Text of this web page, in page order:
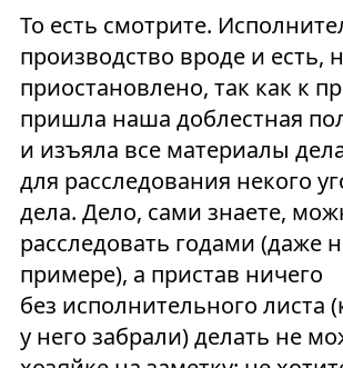
То есть смотрите.
производство вроде и есть,
приостановлено, так как к
пришла наша доблестная
и изъяла все материалы
для расследования некого
дела. Дело, сами знаете,
расследовать годами (даже
примере), а пристав ничего
без исполнительного листа
у него забрали) делать не